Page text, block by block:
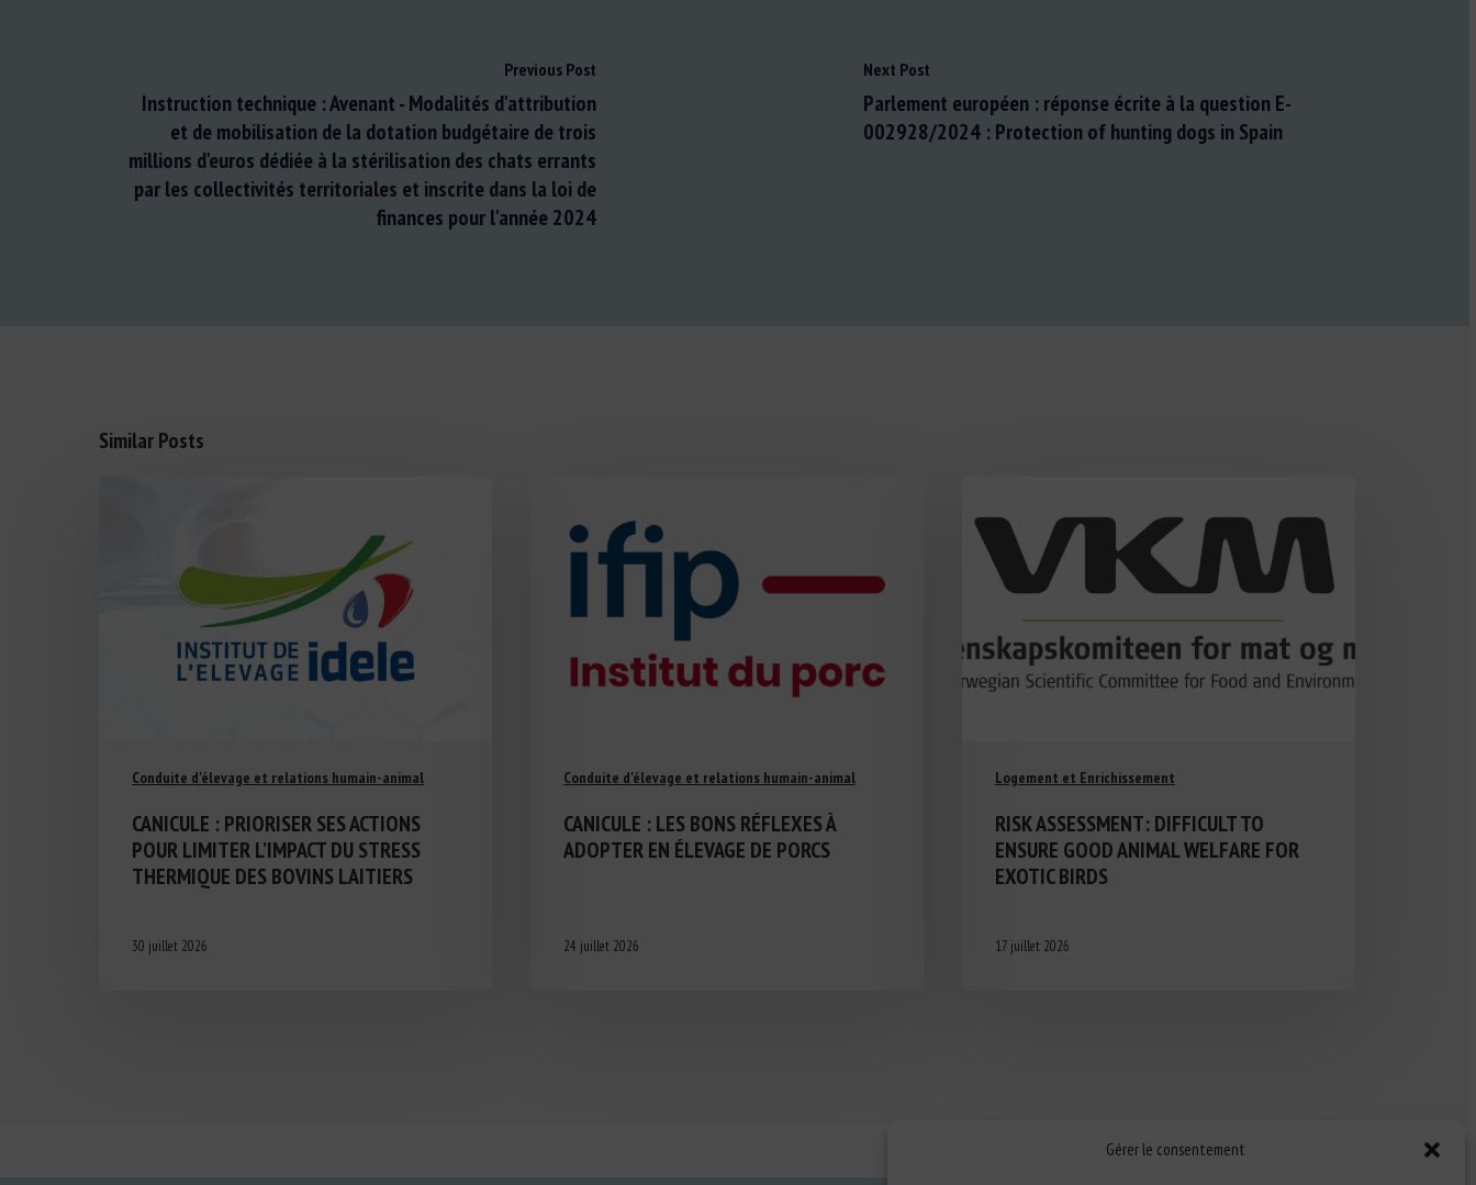
Gérer le consentement
Previous Post
Instruction technique : Avenant - Modalités d'attribution
et de mobilisation de la dotation budgétaire de trois
millions d'euros dédiée à la stérilisation des chats errants
par les collectivités territoriales et inscrite dans la loi de
finances pour l'année 2024
Next Post
Parlement européen : réponse écrite à la question E-
002928/2024 : Protection of hunting dogs in Spain
Similar Posts
Conduite d'élevage et relations humain-animal
CANICULE : PRIORISER SES ACTIONS
POUR LIMITER L’IMPACT DU STRESS
THERMIQUE DES BOVINS LAITIERS
30 juillet 2026
Conduite d'élevage et relations humain-animal
CANICULE : LES BONS RÉFLEXES À
ADOPTER EN ÉLEVAGE DE PORCS
24 juillet 2026
Logement et Enrichissement
RISK ASSESSMENT: DIFFICULT TO
ENSURE GOOD ANIMAL WELFARE FOR
EXOTIC BIRDS
17 juillet 2026